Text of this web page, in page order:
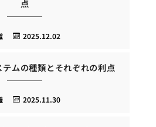
点
2025.12.02
ムの種類とそれぞれの利点
2025.11.30